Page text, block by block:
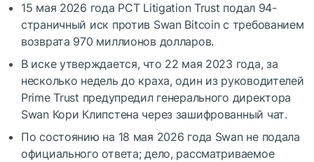
15 мая 2026 года PCT Litigation Trust подал 94-
страничный иск против Swan Bitcoin с требованием
возврата 970 миллионов долларов.
В иске утверждается, что 22 мая 2023 года, за
несколько недель до краха, один из руководителей
Prime Trust предупредил генерального директора
Swan Кори Клипстена через зашифрованный чат.
По состоянию на 18 мая 2026 года Swan не подала
официального ответа; дело, рассматриваемое